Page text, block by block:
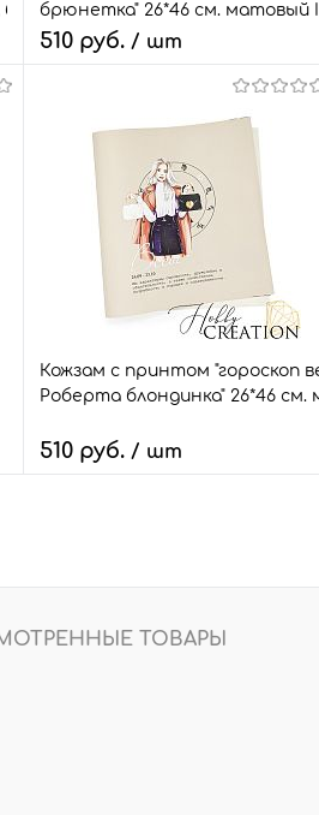
бело-брюнетка" 26*46 см. матовый
лиловый
510 руб. / шт
Быстрый заказ
В избранное
Кожзам с принтом "гороскоп
Роберта блондинка" 26*46
510 руб. / шт
Быстрый заказ
Сравнить
ТОВАРЫ